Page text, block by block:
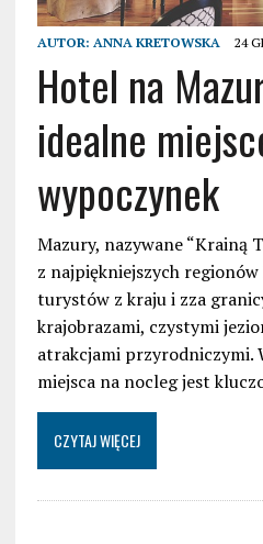
AUTOR: ANNA KRETOWSKA 24
Hotel na
idealne
wypoczynek
Mazury, nazywane “Krainą
z najpiękniejszych regionów
turystów z kraju i zza
krajobrazami, czystymi
atrakcjami przyrodniczymi.
miejsca na nocleg jest
CZYTAJ WIĘCEJ